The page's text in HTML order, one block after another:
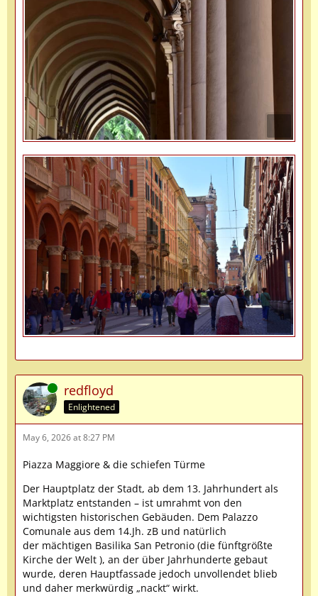
Online redfloyd
Enlightened
May 6, 2026 at 8:27 PM
Piazza Maggiore & die schiefen Türme
Der Hauptplatz der Stadt, ab dem 13. Jahrhundert als
Marktplatz entstanden – ist umrahmt von den
wichtigsten historischen Gebäuden. Dem Palazzo
Comunale aus dem 14.Jh. zB und natürlich
der mächtigen Basilika San Petronio (die fünftgrößte
Kirche der Welt ), an der über Jahrhunderte gebaut
wurde, deren Hauptfassade jedoch unvollendet blieb
und daher merkwürdig „nackt“ wirkt.